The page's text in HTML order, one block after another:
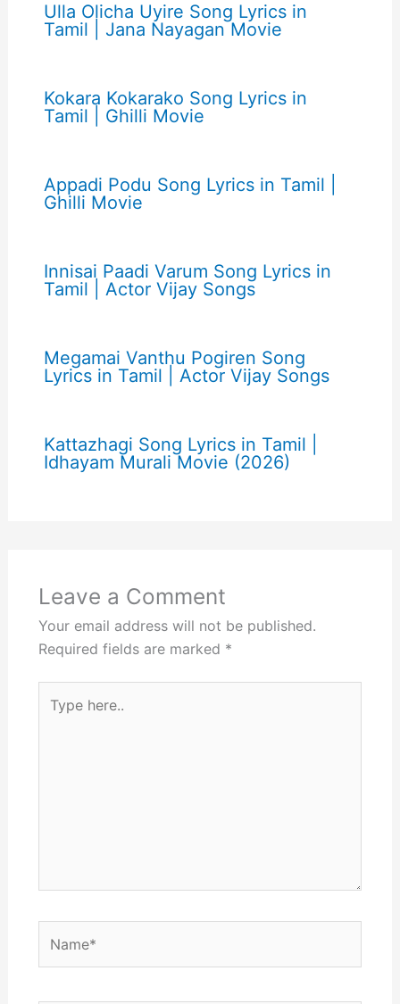
Ulla Olicha Uyire Song Lyrics in
Tamil | Jana Nayagan Movie
Kokara Kokarako Song Lyrics in
Tamil | Ghilli Movie
Appadi Podu Song Lyrics in Tamil |
Ghilli Movie
Innisai Paadi Varum Song Lyrics in
Tamil | Actor Vijay Songs
Megamai Vanthu Pogiren Song
Lyrics in Tamil | Actor Vijay Songs
Kattazhagi Song Lyrics in Tamil |
Idhayam Murali Movie (2026)
Leave a Comment
Your email address will not be published.
Required fields are marked *
here..